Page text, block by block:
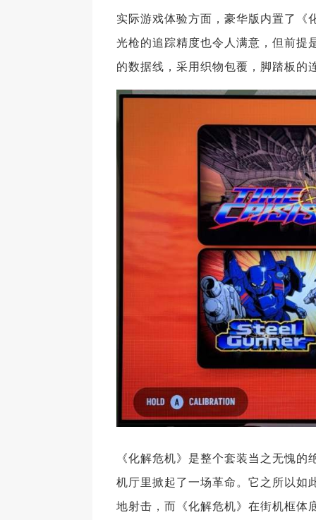
实际游戏体验方面，豪华版内置了
光枪的追踪精度也令人满意，但前提
的数据线，采用织物包覆，脚踏板的
《化解危机》是整个套装当之无愧
机厅里掀起了一场革命。它之所以如
地射击，而《化解危机》在街机框